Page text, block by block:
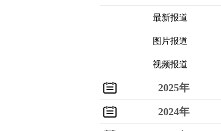
最新报道
图片报道
视频报道
2025年
2024年